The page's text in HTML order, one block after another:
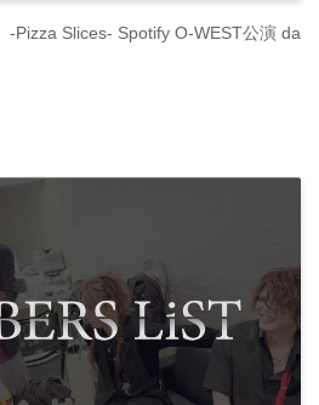
-Pizza Slices- Spotify O-WEST公演 da